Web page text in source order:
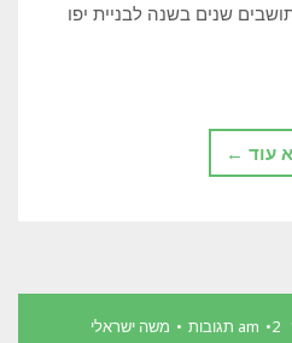
שנים בשנה לבניית יפו
עוד ←
2 תגובות משה ישראלי